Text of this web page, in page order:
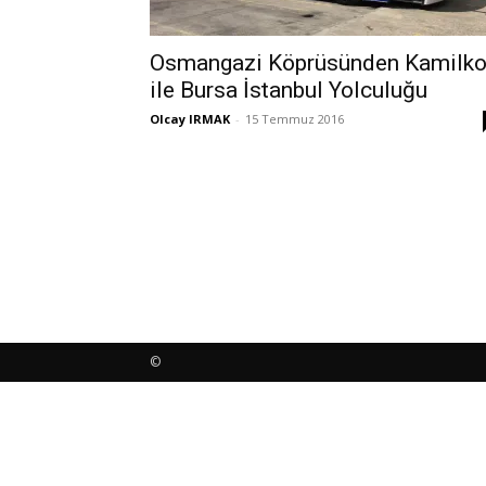
Osmangazi Köprüsünden
ile Bursa İstanbul Yolculuğu
Olcay IRMAK - 15 Temmuz 2016
©